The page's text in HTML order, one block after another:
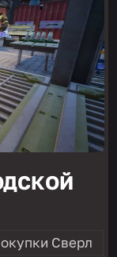
Сверл